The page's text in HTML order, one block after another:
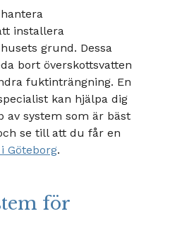
installera
grund. Dessa
bort överskottsvatten
fuktinträngning. En
kan hjälpa dig
av system som är bäst
se till att du får en
Göteborg.
för